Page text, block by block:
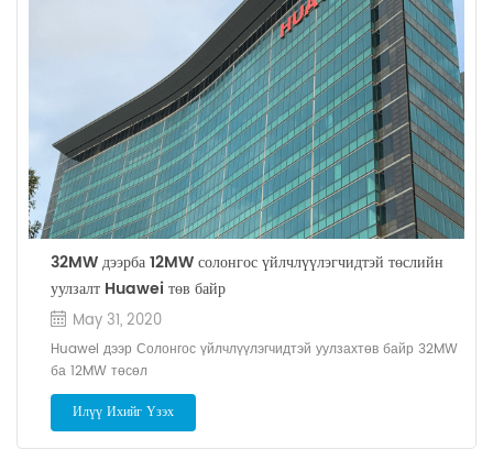
32MW дээрба 12MW солонгос үйлчлүүлэгчидтэй төслийн
уулзалт Huawei төв байр
May 31, 2020
Huawei дээр Солонгос үйлчлүүлэгчидтэй уулзахтөв байр 32MW
ба 12MW төсөл
Илүү Ихийг Үзэх